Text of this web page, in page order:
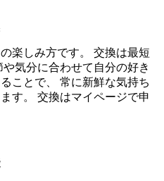
楽しみ方です。 交換は最短
気分に合わせて自分の好き
ことで、 常に新鮮な気持ち
す。 交換はマイページで申